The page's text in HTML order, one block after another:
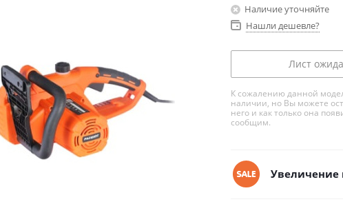
Наличие уточняйте
Нашли дешевле?
Лист
К сожалению данной
наличии, но Вы можете
него и как только она
сообщим.
Увеличение